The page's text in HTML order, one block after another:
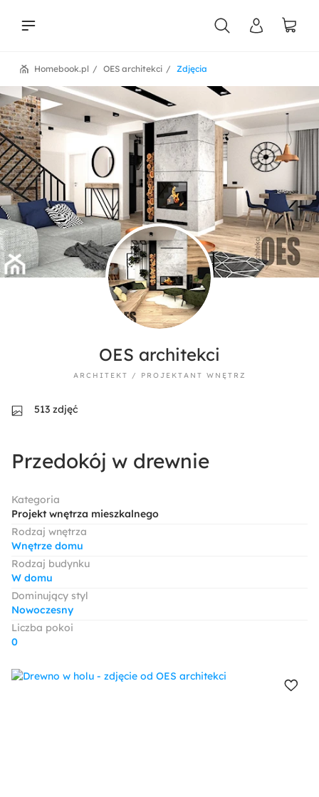
Zdjęcia
OES architekci
Homebook.pl
OES architekci
ARCHITEKT / PROJEKTANT WNĘTRZ
513 zdjęć
Przedokój w drewnie
Kategoria
Projekt wnętrza mieszkalnego
Rodzaj wnętrza
Wnętrze domu
Rodzaj budynku
W domu
Dominujący styl
Nowoczesny
Liczba pokoi
0